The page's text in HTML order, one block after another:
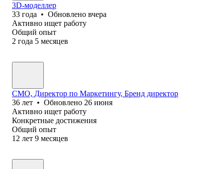
3D-моделлер
33 года • Обновлено вчера
Активно ищет работу
Общий опыт
2 года 5 месяцев
CMO, Директор по Маркетингу, Бренд директор
36 лет • Обновлено 26 июня
Активно ищет работу
Конкретные достижения
Общий опыт
12 лет 9 месяцев